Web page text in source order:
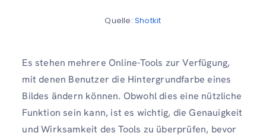
Quelle:Shotkit
Es stehen mehrere Online-Tools zur Verfügung,
mit denen Benutzer die Hintergrundfarbe eines
Bildes ändern können. Obwohl dies eine nützliche
Funktion sein kann, ist es wichtig, die Genauigkeit
und Wirksamkeit des Tools zu überprüfen, bevor